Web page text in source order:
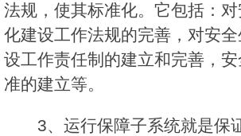
法规，使其标准化。它包括：
化建设工作法规的完善，对安
设工作责任制的建立和完善，
准的建立等。
3、运行保障子系统就是保